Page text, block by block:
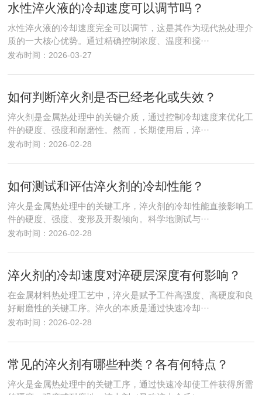
水性淬火液的冷却速度可以调节吗？
水性淬火液的冷却速度完全可以调节，这是其作为现代热处理介
质的一大核心优势。通过精确控制浓度、温度和搅···
发布时间：2026-03-27
如何判断淬火剂是否已经老化或失效？
淬火剂是金属热处理中的关键介质，通过控制冷却速度来优化工
件的硬度、强度和耐磨性。然而，长期使用后，淬···
发布时间：2026-02-28
如何测试和评估淬火剂的冷却性能？
淬火是金属热处理中的关键工序，淬火剂的冷却性能直接影响工
件的硬度、强度、变形及开裂倾向。科学地测试与···
发布时间：2026-02-28
淬火剂的冷却速度对淬硬层深度有何影响？
在金属材料热处理工艺中，淬火是赋予工件高强度、高硬度和良
好耐磨性的关键工序。淬火的本质是通过快速冷却···
发布时间：2026-02-28
常见的淬火剂有哪些种类？各有何特点？
淬火是金属热处理中的关键工序，通过快速冷却使工件获得所需